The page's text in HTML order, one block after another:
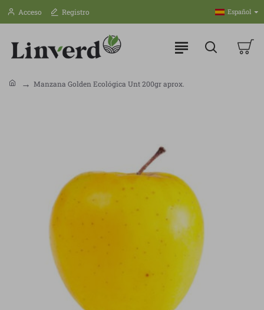
Acceso Registro Español
Manzana Golden Ecológica Unt 200gr aprox.